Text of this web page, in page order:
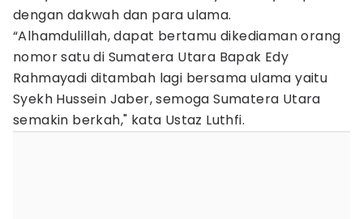
dengan dakwah dan para ulama.
“Alhamdulillah, dapat bertamu dikediaman orang
nomor satu di Sumatera Utara Bapak Edy
Rahmayadi ditambah lagi bersama ulama yaitu
Syekh Hussein Jaber, semoga Sumatera Utara
semakin berkah," kata Ustaz Luthfi.